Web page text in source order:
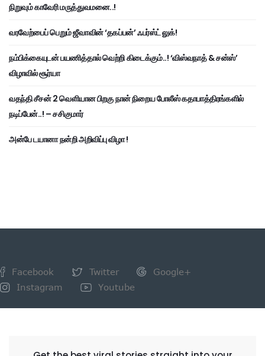
நிறுவும் காவேரி மருத்துவமனை..!
வரவேற்பைப் பெறும் ஜீவாவின் ‘தகப்பன்’ ஃபர்ஸ்ட் லுக்!
நம்பிக்கையுடன் பயணித்தால் வெற்றி கிடைக்கும்..! ‘விஸ்வநாத் & சன்ஸ்’
விழாவில் சூர்யா
வதந்தி சீசன் 2 வெளியான பிறகு நான் நிறைய போலீஸ் கதாபாத்திரங்களில்
நடிப்பேன்..! – சசிகுமார்
அன்பே டயானா நன்றி அறிவிப்பு விழா !
Facebook Twitter
Google+
Instagram
Youtube